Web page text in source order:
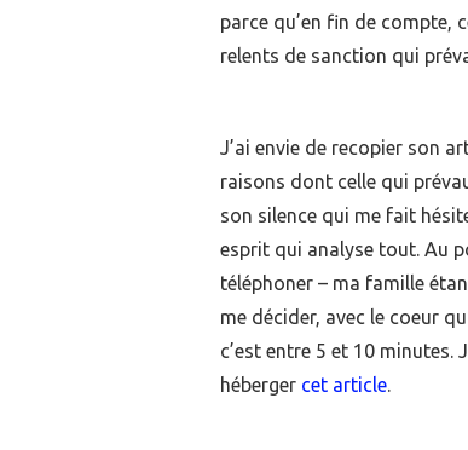
parce qu’en fin de compte,
relents de sanction qui
J’ai envie de recopier son
raisons dont celle qui
son silence qui me fait
esprit qui analyse tout. Au
téléphoner – ma famille
me décider, avec le coeur
c’est entre 5 et 10 minutes.
héberger cet article.